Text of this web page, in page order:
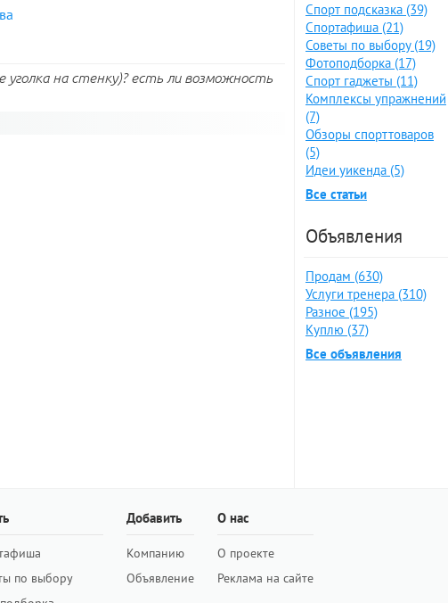
уголка на стенку)? есть ли возможность
Спорт подсказка (39)
Спортафиша (21)
Советы по выбору (19)
Фотоподборка (17)
Спорт гаджеты (11)
Комплексы упражнений
(7)
Обзоры спорттоваров
(5)
Идеи уикенда (5)
Все статьи
Объявления
Продам (630)
Услуги тренера (310)
Разное (195)
Куплю (37)
Все объявления
по выбору
Добавить
Компанию
Объявление
О нас
О проекте
Реклама на сайте